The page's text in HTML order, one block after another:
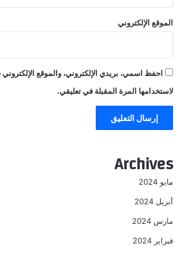
الموقع الإلكتروني
احفظ اسمي، بريدي الإلكتروني، والموقع
لاستخدامها المرة المقبلة في تعليقي.
Archives
مايو 2024
أبريل 2024
مارس 2024
فبراير 2024